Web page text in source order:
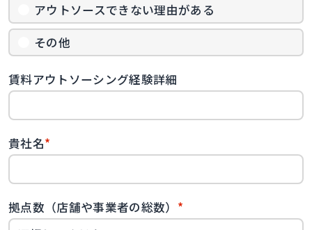
アウトソースできない理由がある
その他
賃料アウトソーシング経験詳細
貴社名*
拠点数（店舗や事業者の総数） *